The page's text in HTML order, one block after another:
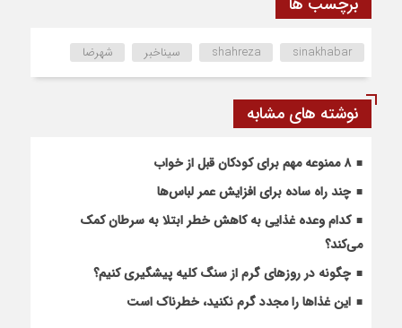
shahreza sinakhabar سیناخبر شهرضا
نوشته های مشابه
۸ ممنوعه مهم برای کودکان قبل از خواب
چند راه ساده برای افزایش عمر لباس‌ها
کدام وعده غذایی به کاهش خطر ابتلا به سرطان کمک
می‌کند؟
چگونه در روزهای گرم از سنگ کلیه پیشگیری کنیم؟
این غذاها را مجدد گرم نکنید، خطرناک است